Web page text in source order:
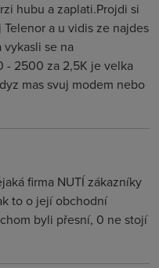
hubu a zaplati.Projdi si
a u vidis ze najdes
se na
- 2500 za 2,5K je velka
mas svuj modem nebo
firma NUTÍ zákazníky
to o její obchodní
byli přesní, 0 ne stojí